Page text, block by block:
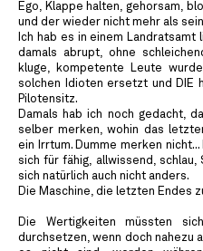
Ego, Klappe halten, gehorsam,
und der wieder nicht mehr als
Ich hab es in einem
damals abrupt, ohne
kluge, kompetente Leute
solchen Idioten ersetzt und DIE
Pilotensitz.
Damals hab ich noch gedacht,
selber merken, wohin das
ein Irrtum. Dumme merken
sich für fähig, allwissend, schlau,
sich natürlich auch nicht anders.
Die Maschine, die letzten Endes
Die Wertigkeiten müssten
durchsetzen, wenn doch nahezu